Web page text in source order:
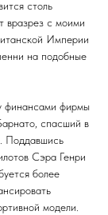
столь
вразрез с моими
Империи
на подобные
финансами фирмы
спасший в
Поддавшись
Сэра Генри
более
модели.